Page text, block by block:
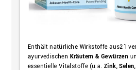
Enthält natürliche Wirkstoffe aus21
ayurvedischen Kräutern & Gewürzen
essentielle Vitalstoffe (u.a. Zink,